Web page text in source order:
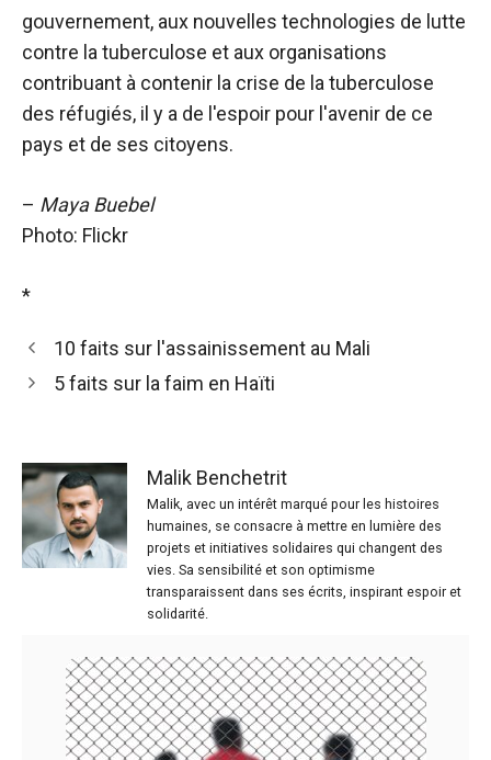
gouvernement, aux nouvelles technologies de lutte
contre la tuberculose et aux organisations
contribuant à contenir la crise de la tuberculose
des réfugiés, il y a de l'espoir pour l'avenir de ce
pays et de ses citoyens.
– Maya Buebel
Photo: Flickr
*
10 faits sur l'assainissement au Mali
5 faits sur la faim en Haïti
Malik Benchetrit
Malik, avec un intérêt marqué pour les histoires
humaines, se consacre à mettre en lumière des
projets et initiatives solidaires qui changent des
vies. Sa sensibilité et son optimisme
transparaissent dans ses écrits, inspirant espoir et
solidarité.